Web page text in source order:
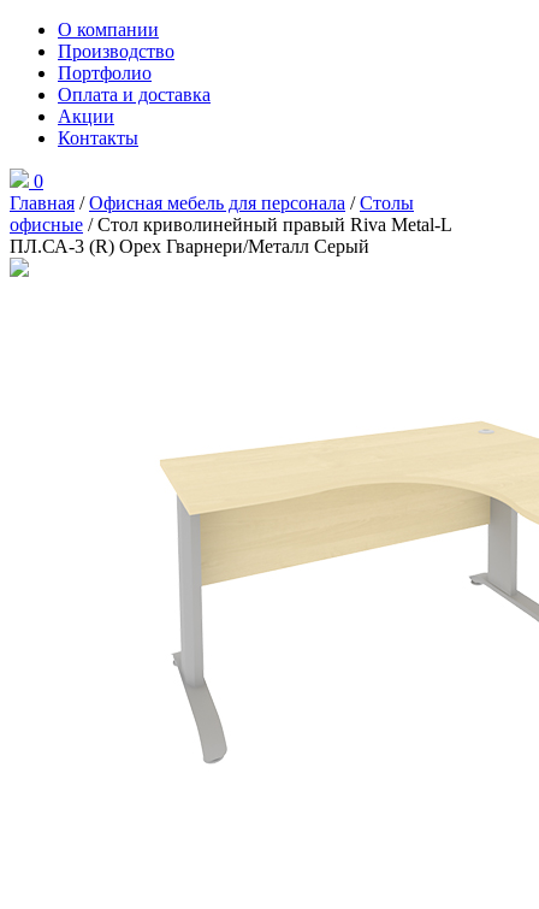
О компании
Производство
Портфолио
Оплата и доставка
Акции
Контакты
0
Главная /Офисная мебель для персонала /Столы
офисные / Стол криволинейный правый Riva Metal-L
ПЛ.СА-3 (R) Орех Гварнери/Металл Серый